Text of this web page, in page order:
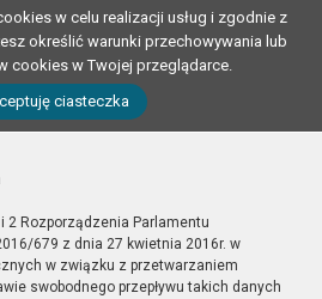
w celu realizacji usług i zgodnie z
określić warunki przechowywania lub
cookies w Twojej przeglądarce.
ciasteczka
2 Rozporządzenia Parlamentu
679 z dnia 27 kwietnia 2016r. w
w związku z przetwarzaniem
swobodnego przepływu takich danych